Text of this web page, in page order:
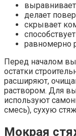
делает
скрывает
равномерно
Перед началом
остатки
расширяют,
раствором. Для
используют
смесь), сухую
Мокрая